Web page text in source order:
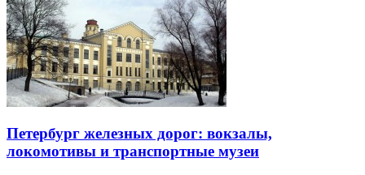
Петербург железных дорог: вокзалы,
локомотивы и транспортные музеи